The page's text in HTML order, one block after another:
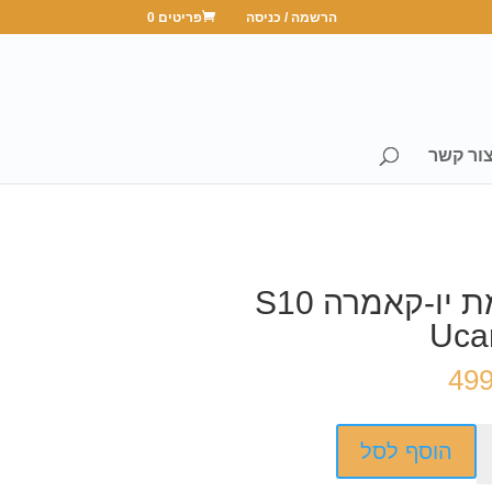
הרשמה / כניסה פריטים 0
צור קשר
מצלמת יו-קאמרה S10
הוסף לסל